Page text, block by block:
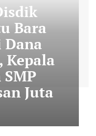
Bara
Kepala
SMP
Juta